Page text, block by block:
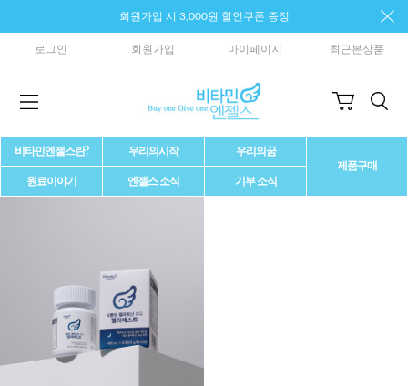
회원가입 시 3,000원 할인쿠폰 증정
로그인 회원가입 마이페이지 최근본상품
비타민엔젤스란? 우리의시작
우리의꿈
제품구매
원료이야기
엔젤스 소식 기부 소식